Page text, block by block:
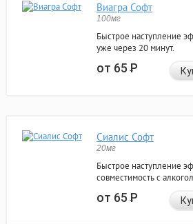
Виагра Софт
100мг
Быстрое наступление
уже через 20 минут.
от 65Р
Сиалис Софт
20мг
Быстрое наступление
совместимость с
от 65Р